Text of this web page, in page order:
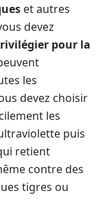
et autres
devez
pour la
les
devez choisir
les
puis
retient
contre des
tigres ou